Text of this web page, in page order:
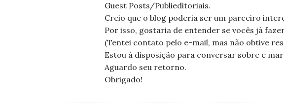
Guest Posts/Publieditoriais.
Creio que o blog poderia ser um parceiro
Por isso, gostaria de entender se vocês já
(Tentei contato pelo e-mail, mas não obtive
Estou à disposição para conversar sobre e
Aguardo seu retorno.
Obrigado!